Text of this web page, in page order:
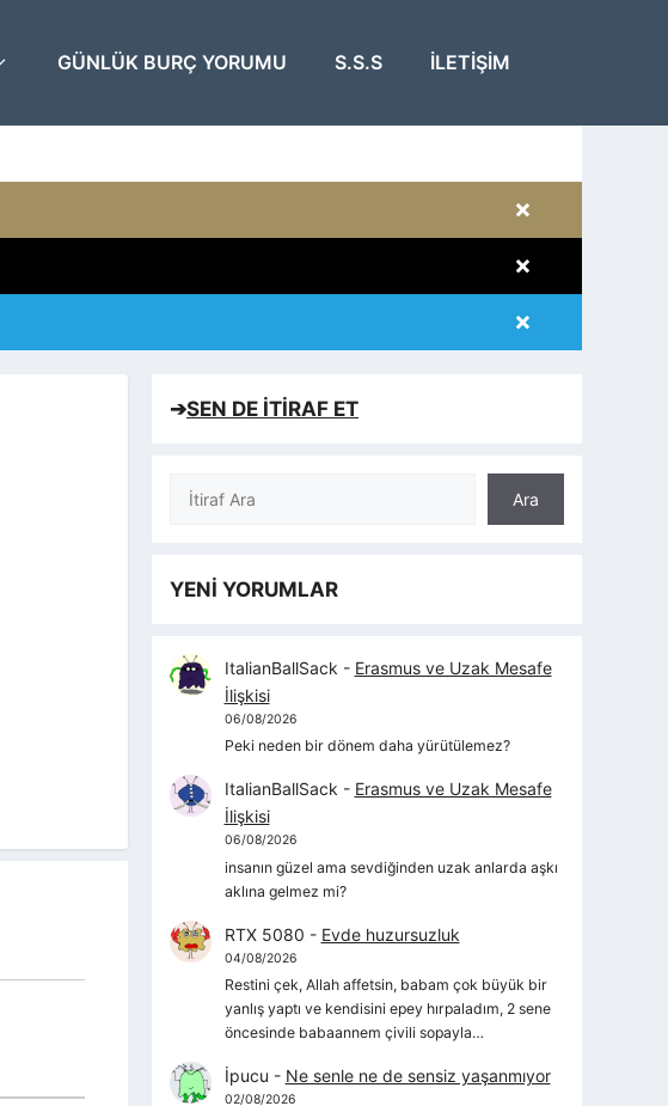
GÜNLÜK BURÇ YORUMU S.S.S İLETIŞIM
×
×
×
➔SEN DE İTİRAF ET
Ara
Ara
YENİ YORUMLAR
ItalianBallSack - Erasmus ve Uzak Mesafe
İlişkisi
06/08/2026
Peki neden bir dönem daha yürütülemez?
ItalianBallSack - Erasmus ve Uzak Mesafe
İlişkisi
06/08/2026
insanın güzel ama sevdiğinden uzak anlarda aşkı
aklına gelmez mi?
RTX 5080 - Evde huzursuzluk
04/08/2026
Restini çek, Allah affetsin, babam çok büyük bir
yanlış yaptı ve kendisini epey hırpaladım, 2 sene
öncesinde babaannem çivili sopayla…
İpucu - Ne senle ne de sensiz yaşanmıyor
02/08/2026